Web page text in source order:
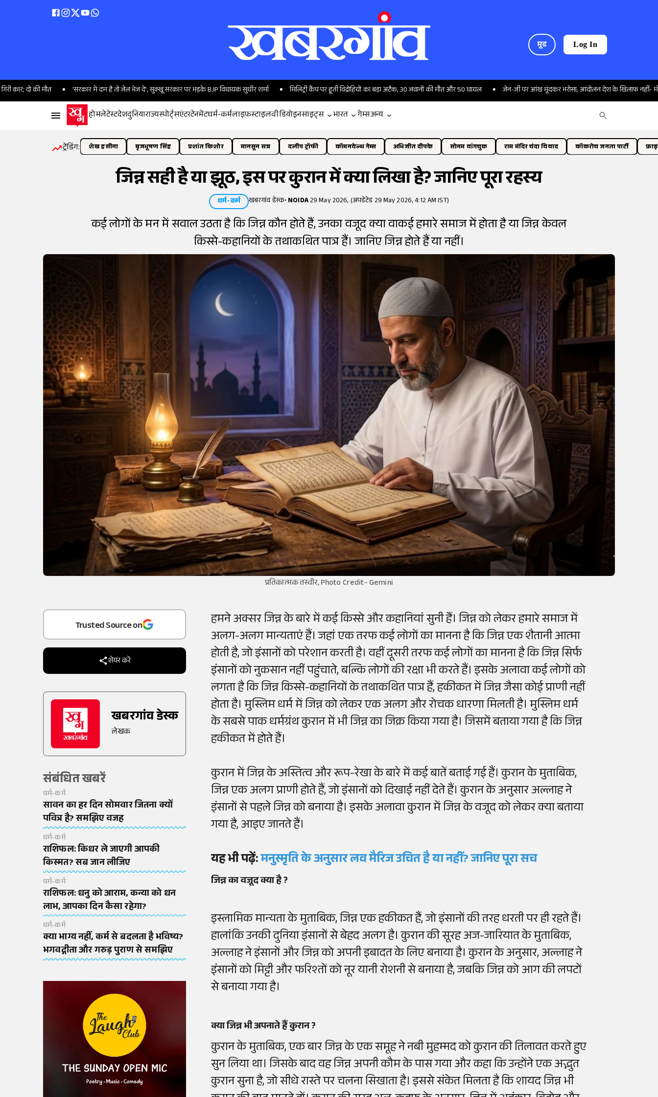
मूड Log In
की मौत 'सरकार में दम है तो जेल भेज दे', सुक्खू सरकार पर भड़के BJP विधायक सुधीर शर्मा मिलिट्री कैंप पर हूती विद्रोहियों का बड़ा अटैक, 30 जवानों की मौत और 50 घायल जेन-जी पर आंख मूंदकर भरोसा, आंदोलन देश के खिलाफ नहीं- मोहन
होमलेटेस्टदेशदुनियाराज्यस्पोर्ट्सएंटरटेनमेंटधर्म-कर्मलाइफस्टाइलवीडियोइनसाइट्स भारत गेम्सअन्य
ट्रेंडिंग: शेख हसीना बृजभूषण सिंह प्रशांत किशोर मानसून सत्र दलीप ट्रॉफी कॉमनवेल्थ गेम्स अभिजीत दीपके सोनम वांगचुक राम मंदिर चंदा विवाद कॉकरोच जनता पार्टी
जिन्न सही है या झूठ, इस पर कुरान में क्या लिखा है? जानिए पूरा रहस्य
धर्म-कर्म खबरगांव डेस्क•NOIDA29 May 2026, (अपडेटेड 29 May 2026, 4:12 AM IST)
कई लोगों के मन में सवाल उठता है कि जिन्न कौन होते हैं, उनका वजूद क्या वाकई हमारे समाज में होता है या जिन्न केवल
किस्से-कहानियों के तथाकथित पात्र हैं। जानिए जिन्न होते हैं या नहीं।
प्रतिकात्मक तस्वीर, Photo Credit- Gemini
Trusted Source on
शेयर करें
खबरगांव डेस्क
लेखक
संबंधित खबरें
धर्म-कर्म
सावन का हर दिन सोमवार जितना क्यों
पवित्र है? समझिए वजह
धर्म-कर्म
राशिफल: किधर ले जाएगी आपकी
किस्मत? सब जान लीजिए
धर्म-कर्म
राशिफल: धनु को आराम, कन्या को धन
लाभ, आपका दिन कैसा रहेगा?
धर्म-कर्म
क्या भाग्य नहीं, कर्म से बदलता है भविष्य?
भगवद्गीता और गरुड़ पुराण से समझिए
हमने अक्सर जिन्न के बारे में कई किस्से और कहानियां सुनी हैं। जिन्न को लेकर हमारे समाज में
अलग-अलग मान्यताएं हैं। जहां एक तरफ कई लोगों का मानना है कि जिन्न एक शैतानी आत्मा
होती है, जो इंसानों को परेशान करती है। वहीं दूसरी तरफ कई लोगों का मानना है कि जिन्न सिर्फ
इंसानों को नुकसान नहीं पहुंचाते, बल्कि लोगों की रक्षा भी करते हैं। इसके अलावा कई लोगों को
लगता है कि जिन्न किस्से-कहानियों के तथाकथित पात्र हैं, हकीकत में जिन्न जैसा कोई प्राणी नहीं
होता है। मुस्लिम धर्म में जिन्न को लेकर एक अलग और रोचक धारणा मिलती है। मुस्लिम धर्म
के सबसे पाक धर्मग्रंथ कुरान में भी जिन्न का जिक्र किया गया है। जिसमें बताया गया है कि जिन्न
हकीकत में होते हैं।
कुरान में जिन्न के अस्तित्व और रूप-रेखा के बारे में कई बातें बताई गई हैं। कुरान के मुताबिक,
जिन्न एक अलग प्राणी होते हैं, जो इंसानों को दिखाई नहीं देते हैं। कुरान के अनुसार अल्लाह ने
इंसानों से पहले जिन्न को बनाया है। इसके अलावा कुरान में जिन्न के वजूद को लेकर क्या बताया
गया है, आइए जानते हैं।
यह भी पढ़ें:मनुस्मृति के अनुसार लव मैरिज उचित है या नहीं? जानिए पूरा सच
जिन्न का वजूद क्या है ?
इस्लामिक मान्यता के मुताबिक, जिन्न एक हकीकत हैं, जो इंसानों की तरह धरती पर ही रहते हैं।
हालांकि उनकी दुनिया इंसानों से बेहद अलग है। कुरान की सूरह अज-जारियात के मुताबिक,
अल्लाह ने इंसानों और जिन्न को अपनी इबादत के लिए बनाया है। कुरान के अनुसार, अल्लाह ने
इंसानों को मिट्टी और फरिश्तों को नूर यानी रोशनी से बनाया है, जबकि जिन्न को आग की लपटों
से बनाया गया है।
क्या जिन्न भी अपनाते हैं कुरान ?
कुरान के मुताबिक, एक बार जिन्न के एक समूह ने नबी मुहम्मद को कुरान की तिलावत करते हुए
सुन लिया था। जिसके बाद वह जिन्न अपनी कौम के पास गया और कहा कि उन्होंने एक अद्भुत
कुरान सुना है, जो सीधे रास्ते पर चलना सिखाता है। इससे संकेत मिलता है कि शायद जिन्न भी